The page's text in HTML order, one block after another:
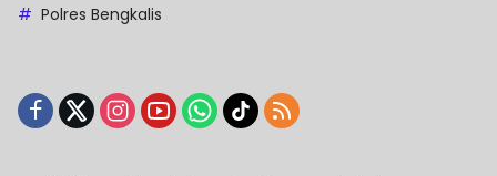
Polres Bengkalis